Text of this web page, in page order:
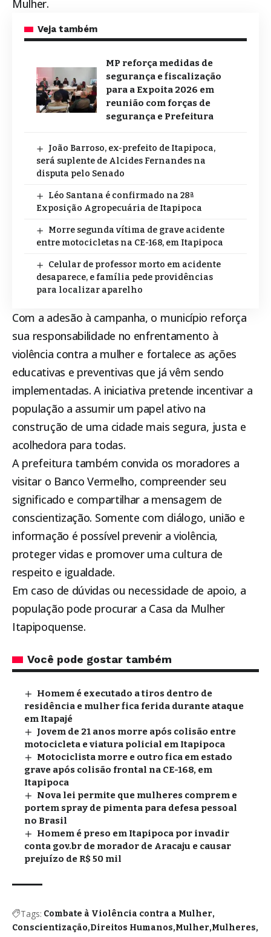
Mulher.
Veja também
MP reforça medidas de
segurança e fiscalização
para a Expoita 2026 em
reunião com forças de
segurança e Prefeitura
João Barroso, ex-prefeito de Itapipoca,
será suplente de Alcides Fernandes na
disputa pelo Senado
Léo Santana é confirmado na 28ª
Exposição Agropecuária de Itapipoca
Morre segunda vítima de grave acidente
entre motocicletas na CE-168, em Itapipoca
Celular de professor morto em acidente
desaparece, e família pede providências
para localizar aparelho
Com a adesão à campanha, o município reforça
sua responsabilidade no enfrentamento à
violência contra a mulher e fortalece as ações
educativas e preventivas que já vêm sendo
implementadas. A iniciativa pretende incentivar a
população a assumir um papel ativo na
construção de uma cidade mais segura, justa e
acolhedora para todas.
A prefeitura também convida os moradores a
visitar o Banco Vermelho, compreender seu
significado e compartilhar a mensagem de
conscientização. Somente com diálogo, união e
informação é possível prevenir a violência,
proteger vidas e promover uma cultura de
respeito e igualdade.
Em caso de dúvidas ou necessidade de apoio, a
população pode procurar a Casa da Mulher
Itapipoquense.
Você pode gostar também
Homem é executado a tiros dentro de
residência e mulher fica ferida durante ataque
em Itapajé
Jovem de 21 anos morre após colisão entre
motocicleta e viatura policial em Itapipoca
Motociclista morre e outro fica em estado
grave após colisão frontal na CE-168, em
Itapipoca
Nova lei permite que mulheres comprem e
portem spray de pimenta para defesa pessoal
no Brasil
Homem é preso em Itapipoca por invadir
conta gov.br de morador de Aracaju e causar
prejuízo de R$ 50 mil
Tags: Combate à Violência contra a Mulher
Conscientização Direitos Humanos Mulher Mulheres